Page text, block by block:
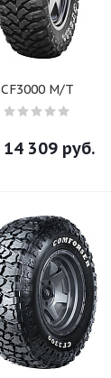
CF3000 M/T
14 309 руб.